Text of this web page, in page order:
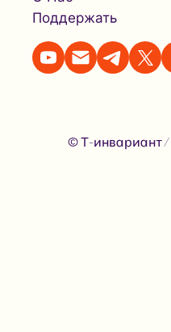
Поддержать
© Т-инвариант